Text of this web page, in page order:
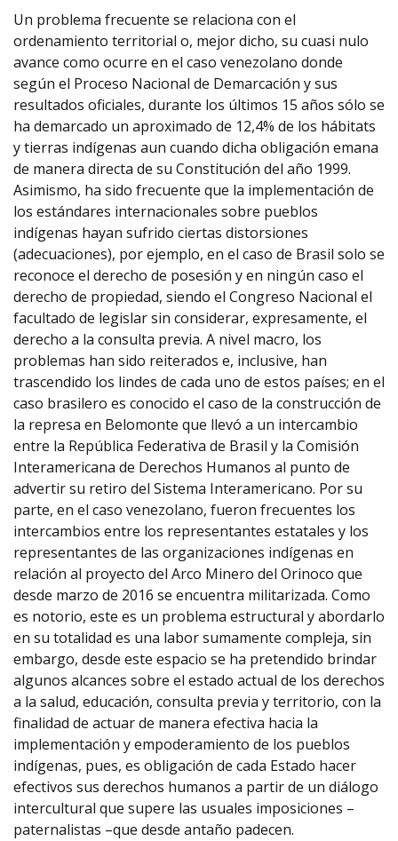
Un problema frecuente se relaciona con el
ordenamiento territorial o, mejor dicho, su cuasi nulo
avance como ocurre en el caso venezolano donde
según el Proceso Nacional de Demarcación y sus
resultados oficiales, durante los últimos 15 años sólo se
ha demarcado un aproximado de 12,4% de los hábitats
y tierras indígenas aun cuando dicha obligación emana
de manera directa de su Constitución del año 1999.
Asimismo, ha sido frecuente que la implementación de
los estándares internacionales sobre pueblos
indígenas hayan sufrido ciertas distorsiones
(adecuaciones), por ejemplo, en el caso de Brasil solo se
reconoce el derecho de posesión y en ningún caso el
derecho de propiedad, siendo el Congreso Nacional el
facultado de legislar sin considerar, expresamente, el
derecho a la consulta previa. A nivel macro, los
problemas han sido reiterados e, inclusive, han
trascendido los lindes de cada uno de estos países; en el
caso brasilero es conocido el caso de la construcción de
la represa en Belomonte que llevó a un intercambio
entre la República Federativa de Brasil y la Comisión
Interamericana de Derechos Humanos al punto de
advertir su retiro del Sistema Interamericano. Por su
parte, en el caso venezolano, fueron frecuentes los
intercambios entre los representantes estatales y los
representantes de las organizaciones indígenas en
relación al proyecto del Arco Minero del Orinoco que
desde marzo de 2016 se encuentra militarizada. Como
es notorio, este es un problema estructural y abordarlo
en su totalidad es una labor sumamente compleja, sin
embargo, desde este espacio se ha pretendido brindar
algunos alcances sobre el estado actual de los derechos
a la salud, educación, consulta previa y territorio, con la
finalidad de actuar de manera efectiva hacia la
implementación y empoderamiento de los pueblos
indígenas, pues, es obligación de cada Estado hacer
efectivos sus derechos humanos a partir de un diálogo
intercultural que supere las usuales imposiciones –
paternalistas –que desde antaño padecen.